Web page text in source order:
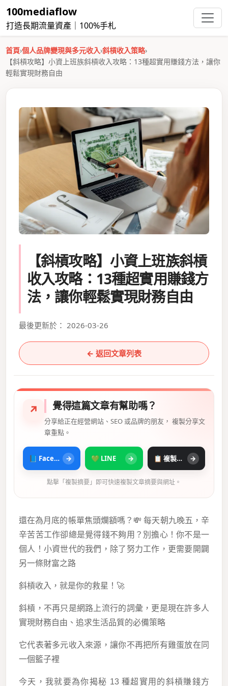
100mediaflow
打造長期流量資產｜100%手札
首頁›個人品牌變現與多元收入›斜槓收入策略›
【斜槓攻略】小資上班族斜槓收入攻略：13種超實用賺錢方法，讓你
輕鬆實現財務自由
【斜槓攻略】小資上班族斜槓
收入攻略：13種超實用賺錢方
法，讓你輕鬆實現財務自由
最後更新於： 2026-03-26
← 返回文章列表
↗ 覺得這篇文章有幫助嗎？
分享給正在經營網站、SEO 或品牌的朋友， 複製分享文
章重點。
📘 Facebook → 💚 LINE → 📋 複製摘要 →
點擊「複製摘要」即可快速複製文章摘要與網址。
還在為月底的帳單焦頭爛額嗎？💸 每天朝九晚五，辛
辛苦苦工作卻總是覺得錢不夠用？別擔心！你不是一
個人！小資世代的我們，除了努力工作，更需要開闢
另一條財富之路
斜槓收入，就是你的救星！🚀
斜槓，不再只是網路上流行的詞彙，更是現在許多人
實現財務自由、追求生活品質的必備策略
它代表著多元收入來源，讓你不再把所有雞蛋放在同
一個籃子裡
今天，我就要為你揭秘 13 種超實用的斜槓賺錢方